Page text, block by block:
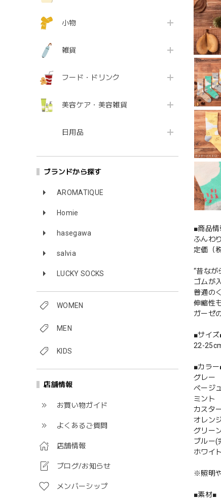
小物
雑貨
フード・ドリンク
美容ケア・美容雑貨
日用品
ブランドから探す
AROMATIQUE
Homie
hasegawa
salvia
LUCKY SOCKS
WOMEN
MEN
KIDS
店舗情報
お買い物ガイド
よくあるご質問
店舗情報
ブログ/お知らせ
メンバーシップ
■商品
ふんわ
定価（
“昔なが
ゴムが
普通の
伸縮性
ガーゼ
■サイズ
22-
■カラー
グレー
ベージュ
ミント
カスタ
オレン
グリー
ブルー(
ホワイ
※照明
■素材■